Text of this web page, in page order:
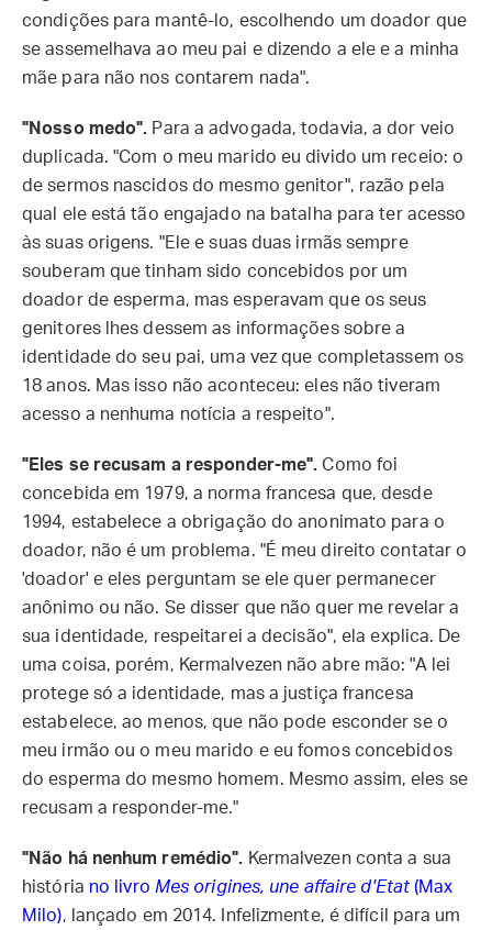
condições para mantê-lo, escolhendo um doador que
se assemelhava ao meu pai e dizendo a ele e a minha
mãe para não nos contarem nada".
"Nosso medo". Para a advogada, todavia, a dor veio
duplicada. "Com o meu marido eu divido um receio: o
de sermos nascidos do mesmo genitor", razão pela
qual ele está tão engajado na batalha para ter acesso
às suas origens. "Ele e suas duas irmãs sempre
souberam que tinham sido concebidos por um
doador de esperma, mas esperavam que os seus
genitores lhes dessem as informações sobre a
identidade do seu pai, uma vez que completassem os
18 anos. Mas isso não aconteceu: eles não tiveram
acesso a nenhuma notícia a respeito".
"Eles se recusam a responder-me". Como foi
concebida em 1979, a norma francesa que, desde
1994, estabelece a obrigação do anonimato para o
doador, não é um problema. "É meu direito contatar o
'doador' e eles perguntam se ele quer permanecer
anônimo ou não. Se disser que não quer me revelar a
sua identidade, respeitarei a decisão", ela explica. De
uma coisa, porém, Kermalvezen não abre mão: "A lei
protege só a identidade, mas a justiça francesa
estabelece, ao menos, que não pode esconder se o
meu irmão ou o meu marido e eu fomos concebidos
do esperma do mesmo homem. Mesmo assim, eles se
recusam a responder-me."
"Não há nenhum remédio". Kermalvezen conta a sua
história no livro Mes origines, une affaire d'Etat(Max
Milo), lançado em 2014. Infelizmente, é difícil para um